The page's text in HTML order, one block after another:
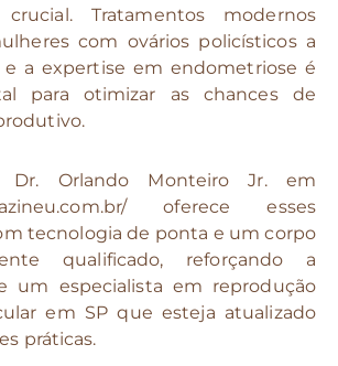
Tratamentos modernos
com ovários policísticos a
e a expertise em endometriose é
para otimizar as chances de
Orlando Monteiro Jr. em
oferece esses
tecnologia de ponta e um corpo
qualificado, reforçando a
um especialista em reprodução
em SP que esteja atualizado
práticas.